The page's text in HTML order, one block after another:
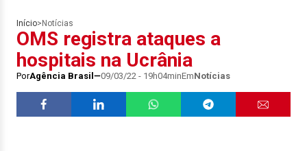
Início> Notícias
OMS registra ataques a
hospitais na Ucrânia
PorAgência Brasil 09/03/22 - 19h04minEmNotícias